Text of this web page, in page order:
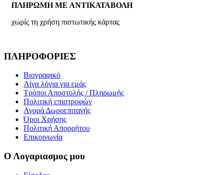
ΠΛΗΡΩΜΗ ΜΕ ΑΝΤΙΚΑΤΑΒΟΛΗ
χωρίς τη χρήση πιστωτικής κάρτας
ΠΛΗΡΟΦΟΡΙΕΣ
Βιογραφικό
Λίγα λόγια για εμάς
Τρόποι Αποστολής / Πληρωμής
Πολιτική επιστροφών
Αγορά Δωροεπιταγής
Όροι Χρήσης
Πολιτική Απορρήτου
Επικοινωνία
Ο Λογαριασμος μου